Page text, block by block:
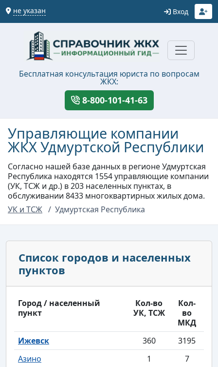
не указан Вход
Бесплатная консультация юриста по вопросам
ЖКХ:
8-800-101-41-63
Управляющие компании
ЖКХ Удмуртской Республики
Согласно нашей базе данных в регионе Удмуртская
Республика находятся 1554 управляющие компании
(УК, ТСЖ и др.) в 203 населенных пунктах, в
обслуживании 8433 многоквартирных жилых дома.
УК и ТСЖ
Удмуртская Республика
Список городов и населенных
пунктов
Город / населенный
пункт
Кол-во
УК, ТСЖ
Кол-
во
МКД
Ижевск
360
3195
Азино
1
7